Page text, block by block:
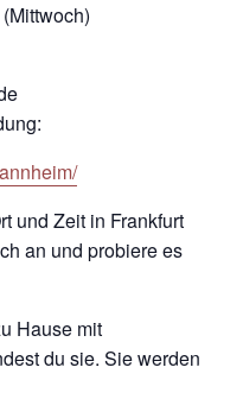
und Zeit in Frankfurt
an und probiere es
Hause mit
du sie. Sie werden